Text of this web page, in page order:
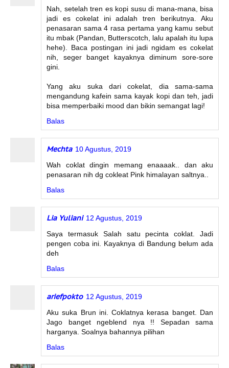
Nah, setelah tren es kopi susu di mana-mana, bisa
jadi es cokelat ini adalah tren berikutnya. Aku
penasaran sama 4 rasa pertama yang kamu sebut
itu mbak (Pandan, Butterscotch, lalu apalah itu lupa
hehe). Baca postingan ini jadi ngidam es cokelat
nih, seger banget kayaknya diminum sore-sore
gini.
Yang aku suka dari cokelat, dia sama-sama
mengandung kafein sama kayak kopi dan teh, jadi
bisa memperbaiki mood dan bikin semangat lagi!
Balas
Mechta 10 Agustus, 2019
Wah coklat dingin memang enaaaak.. dan aku
penasaran nih dg cokleat Pink himalayan saltnya..
Balas
Lia Yuliani 12 Agustus, 2019
Saya termasuk Salah satu pecinta coklat. Jadi
pengen coba ini. Kayaknya di Bandung belum ada
deh
Balas
ariefpokto 12 Agustus, 2019
Aku suka Brun ini. Coklatnya kerasa banget. Dan
Jago banget ngeblend nya !! Sepadan sama
harganya. Soalnya bahannya pilihan
Balas